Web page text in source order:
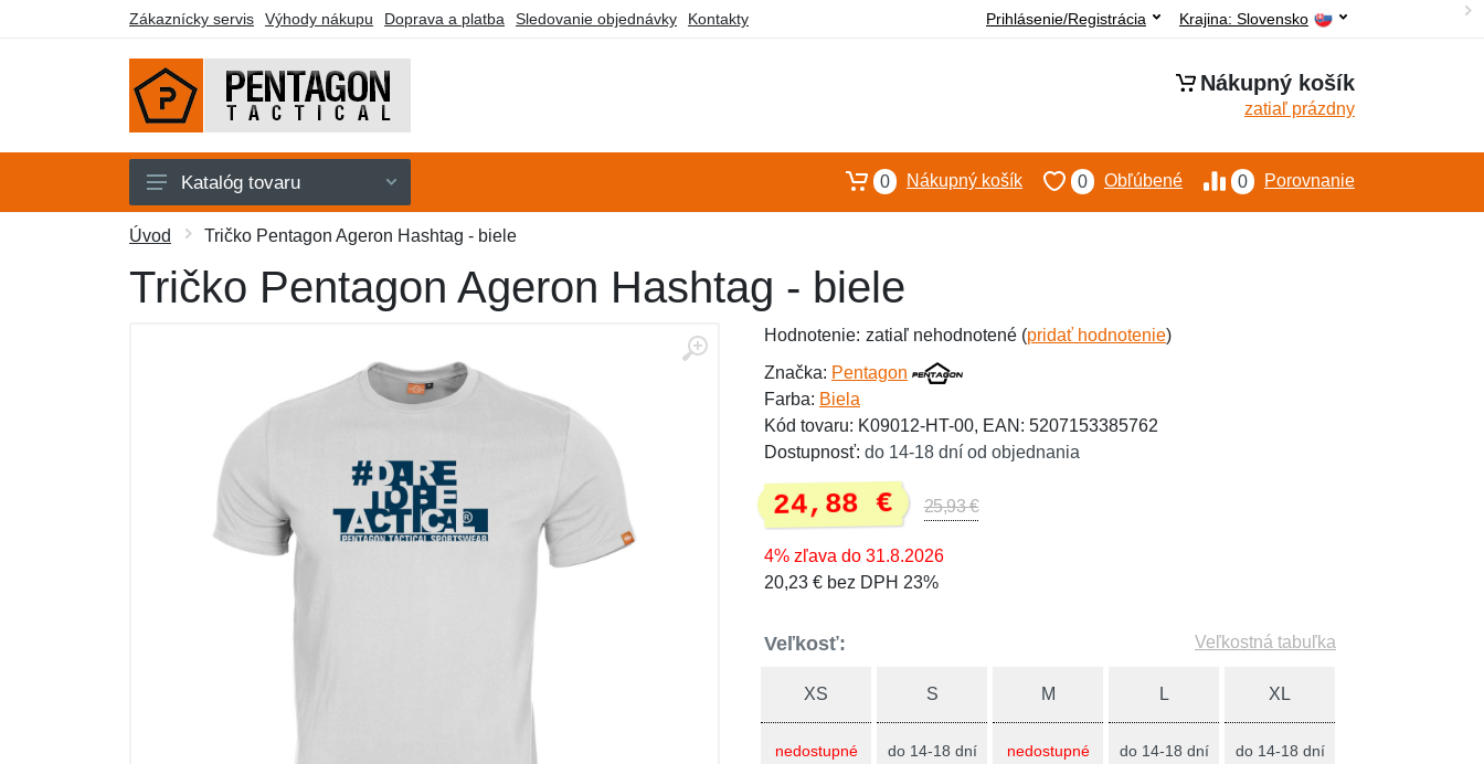
Zákaznícky servis Výhody nákupu Doprava a platba Sledovanie objednávky Kontakty Krajina: Slovensko
Prihlásenie/Registrácia
Nákupný košík
zatiaľ prázdny
Pánske
Dámske
Taktické vybavenie
Darčekové poukazy
Katalóg tovaru 0 Porovnanie
0 Obľúbené
0 Nákupný košík
Úvod Tričko Pentagon Ageron Hashtag - biele
Tričko Pentagon Ageron Hashtag - biele
Hodnotenie: zatiaľ nehodnotené (pridať hodnotenie)
Značka: Pentagon
Farba: Biela
Kód tovaru: K09012-HT-00, EAN: 5207153385762
Dostupnosť: do 14-18 dní od objednania
24,88 € 25,93 €
4% zľava do 31.8.2026
20,23 € bez DPH 23%
Veľkosť: Veľkostná tabuľka
XS
nedostupné
S
do 14-18 dní
M
nedostupné
L
do 14-18 dní
XL
do 14-18 dní